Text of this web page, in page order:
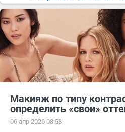
автомобиль ford ultra shinelip color
#бренд #губы
декоративнаякосметика #золото
#лакдляногтей #макияж
нюдовыеоттенки
тер. сдт Подарок (г.Уржум) [714111]
Макияж по типу
определить «свои»
06 апр 2026 08:58